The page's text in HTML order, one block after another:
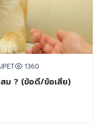
1360
สม ? (ข้อดี/ข้อเสีย)